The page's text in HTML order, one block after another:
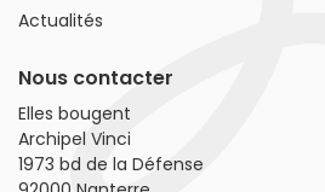
Actualités
Nous contacter
Elles bougent
Archipel Vinci
1973 bd de la Défense